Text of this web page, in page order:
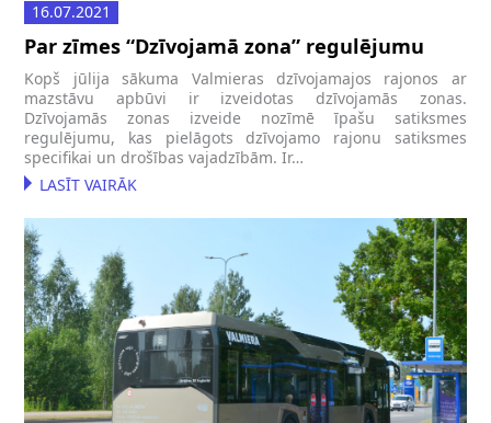
16.07.2021
Par zīmes “Dzīvojamā zona” regulējumu
Kopš jūlija sākuma Valmieras dzīvojamajos rajonos ar
mazstāvu apbūvi ir izveidotas dzīvojamās zonas.
Dzīvojamās zonas izveide nozīmē īpašu satiksmes
regulējumu, kas pielāgots dzīvojamo rajonu satiksmes
specifikai un drošības vajadzībām. Ir…
LASĪT VAIRĀK